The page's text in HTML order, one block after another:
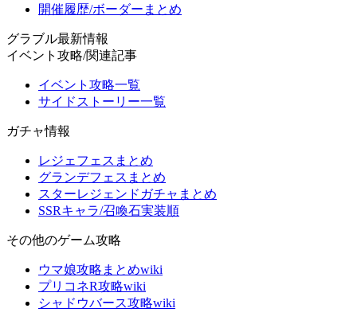
開催履歴/ボーダーまとめ
グラブル最新情報
イベント攻略/関連記事
イベント攻略一覧
サイドストーリー一覧
ガチャ情報
レジェフェスまとめ
グランデフェスまとめ
スターレジェンドガチャまとめ
SSRキャラ/召喚石実装順
その他のゲーム攻略
ウマ娘攻略まとめwiki
プリコネR攻略wiki
シャドウバース攻略wiki